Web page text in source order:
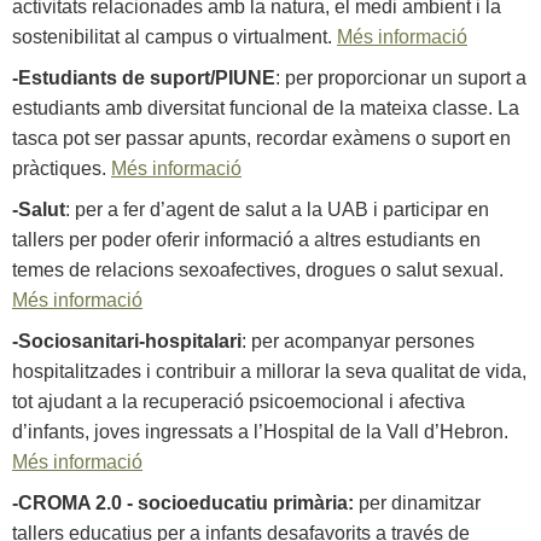
activitats relacionades amb la natura, el medi ambient i la
sostenibilitat al campus o virtualment. Més informació
-Estudiants de suport/PIUNE: per proporcionar un suport a
estudiants amb diversitat funcional de la mateixa classe. La
tasca pot ser passar apunts, recordar exàmens o suport en
pràctiques. Més informació
-Salut: per a fer d’agent de salut a la UAB i participar en
tallers per poder oferir informació a altres estudiants en
temes de relacions sexoafectives, drogues o salut sexual.
Més informació
-Sociosanitari-hospitalari: per acompanyar persones
hospitalitzades i contribuir a millorar la seva qualitat de vida,
tot ajudant a la recuperació psicoemocional i afectiva
d’infants, joves ingressats a l’Hospital de la Vall d’Hebron.
Més informació
-CROMA 2.0 - socioeducatiu primària: per dinamitzar
tallers educatius per a infants desafavorits a través de